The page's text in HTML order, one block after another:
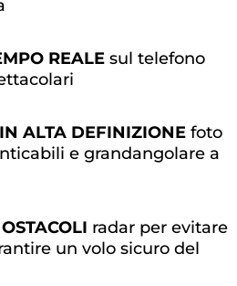
REALEsul telefono
ALTA DEFINIZIONEfoto
e grandangolare a
radar per evitare
un volo sicuro del